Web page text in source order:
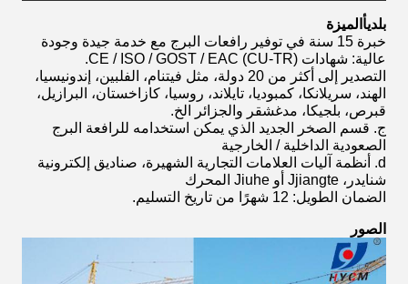
بلديأ الميزة
خبرة 15 سنة في توفير رافعات البرج مع خدمة جيدة وجودة
عالية: شهادات CE / ISO / GOST / EAC (CU-TR).
التصدير إلى أكثر من 20 دولة، مثل فيتنام، الفلبين، إندونيسيا،
الهند، سريلانكا، كمبوديا، تايلاند، روسيا، كازاخستان، البرازيل،
قبرص، بلجيكا، مدغشقر والجزائر الخ.
ج. قسم الصخر الجديد الذي يمكن استخدامه للرافعة البرج
الصعودية الداخلية / الخارجية
d. أنظمة آليات العلامات التجارية الشهيرة، صناديق إلكترونية
شنايدر، Jjiangte أو Jiuhe المحرك
الضمان الطويل: 12 شهرًا من تاريخ التسليم.
الصور